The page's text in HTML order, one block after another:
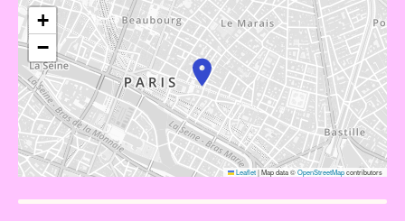
+
−
Leaflet|Map data ©OpenStreetMapcontributors